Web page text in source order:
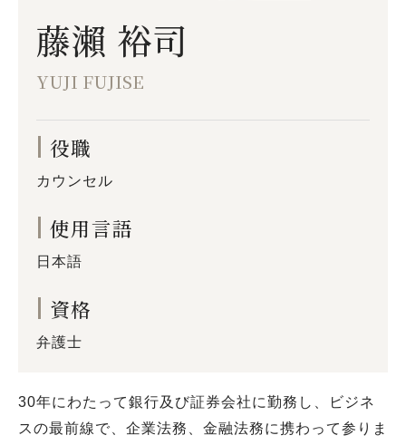
藤瀨 裕司
YUJI FUJISE
役職
カウンセル
使用言語
日本語
資格
弁護士
30年にわたって銀行及び証券会社に勤務し、ビジネ
スの最前線で、企業法務、金融法務に携わって参りま